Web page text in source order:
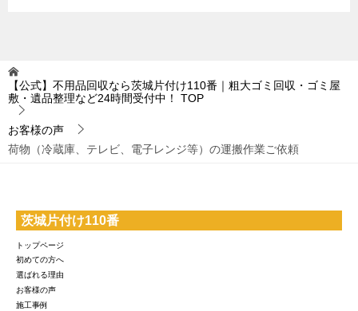
【公式】不用品回収なら茨城片付け110番｜粗大ゴミ回収・ゴミ屋
敷・遺品整理など24時間受付中！
TOP
お客様の声
荷物（冷蔵庫、テレビ、電子レンジ等）の運搬作業ご依頼
茨城片付け110番
トップページ
初めての方へ
選ばれる理由
お客様の声
施工事例